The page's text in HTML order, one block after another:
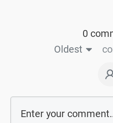
0
Oldest